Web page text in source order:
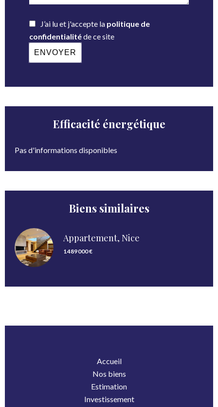
J’ai lu et j'accepte la politique de
confidentialitéde ce site
ENVOYER
Efficacité énergétique
Pas d'informations disponibles
Biens similaires
Appartement, Nice
1 489 000 €
Accueil
Nos biens
Estimation
Investissement